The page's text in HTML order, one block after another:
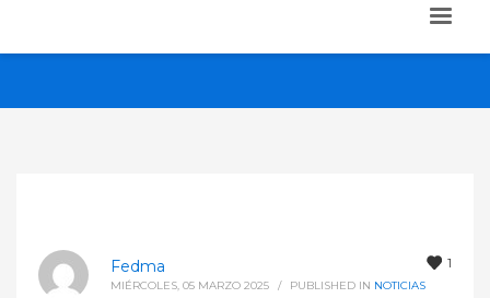
1
Fedma
MIÉRCOLES, 05 MARZO 2025 / PUBLISHED IN NOTICIAS